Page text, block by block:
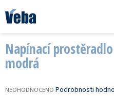
na
obsah
Napínací prostěradlo
modrá
PRŮMĚRNÉ
NEOHODNOCENO Podrobnosti